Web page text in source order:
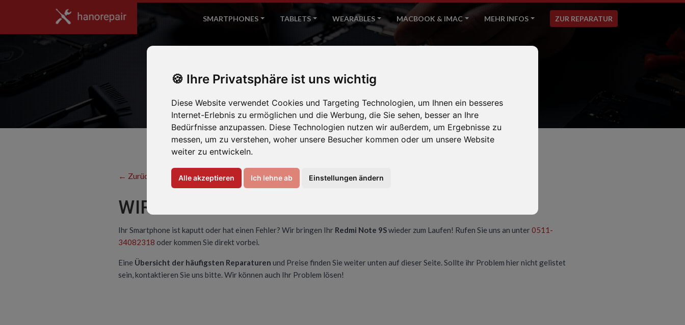
Ihre Privatsphäre ist uns wichtig
Diese Website verwendet Cookies und Targeting Technologien, um Ihnen ein besseres
Internet-Erlebnis zu ermöglichen und die Werbung, die Sie sehen, besser an Ihre
Bedürfnisse anzupassen. Diese Technologien nutzen wir außerdem, um Ergebnisse zu
messen, um zu verstehen, woher unsere Besucher kommen oder um unsere Website
weiter zu entwickeln.
Alle akzeptieren Ich lehne ab Einstellungen ändern
SMARTPHONES TABLETS WEARABLES MACBOOK & IMAC MEHR INFOS ZUR REPARATUR
← Zurück zum Hersteller
WIR REPARIEREN IHR REDMI NOTE 9S
Ihr Smartphone ist kaputt oder hat einen Fehler? Wir bringen Ihr Redmi Note 9Swieder zum Laufen! Rufen Sie uns an unter0511-
34082318 oder kommen Sie direkt vorbei.
Eine Übersicht der häufigsten Reparaturen und Preise finden Sie weiter unten auf dieser Seite. Sollte ihr Problem hier nicht gelistet
sein, kontaktieren Sie uns bitte. Wir können auch Ihr Problem lösen!